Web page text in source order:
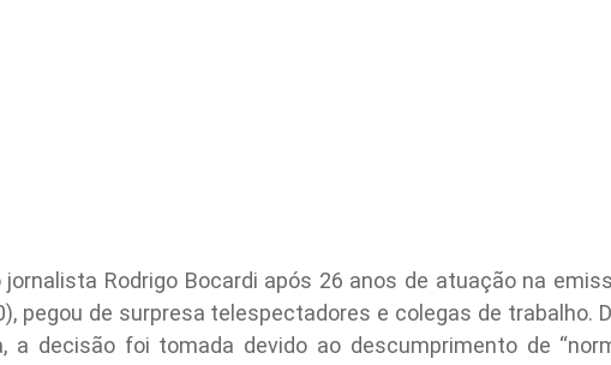
Rodrigo Bocardi após 26 anos de atuação na
pegou de surpresa telespectadores e colegas de trabalho.
a decisão foi tomada devido ao descumprimento de